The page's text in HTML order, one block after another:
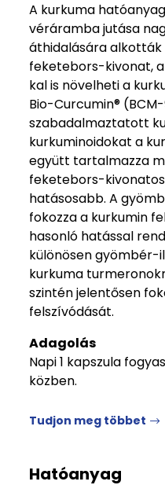
A kurkuma
véráramba jutása
áthidalására
feketebors-kivonat, a
kal is növelheti a
Bio-Curcumin®
szabadalmaztatott
kurkuminoidokat a
együtt tartalmazza
feketebors-
hatásosabb. A
fokozza a kurkumin
hasonló hatással
különösen gyömbér-
kurkuma
szintén jelentősen
felszívódását.
Adagolás
Napi 1 kapszula
közben.
Tudjon meg többet
Hatóanyag